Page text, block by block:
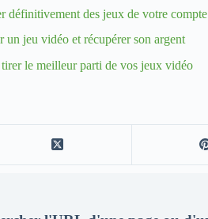
définitivement des jeux de votre compte
un jeu vidéo et récupérer son argent
le meilleur parti de vos jeux vidéo